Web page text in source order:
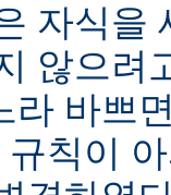
자식을
않으려
라 바쁘
칙이